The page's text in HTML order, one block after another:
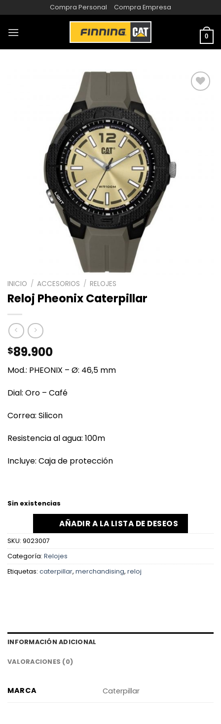
Compra Personal Compra Empresa
0
INICIO / ACCESORIOS / RELOJES
Reloj Pheonix Caterpillar
$89.900
Mod.: PHEONIX – Ø: 46,5 mm
Dial: Oro – Café
Correa: Silicon
Resistencia al agua: 100m
Incluye: Caja de protección
Sin existencias
AÑADIR A LA LISTA DE DESEOS
SKU: 9023007
Categoría: Relojes
Etiquetas: caterpillar, merchandising, reloj
INFORMACIÓN ADICIONAL
VALORACIONES (0)
MARCA Caterpillar